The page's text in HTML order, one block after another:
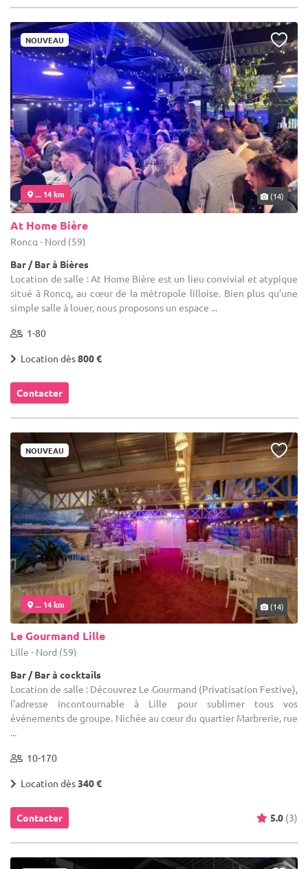
NOUVEAU
... 14 km (14)
At Home Bière
Roncq - Nord (59)
Bar / Bar à Bières
Location de salle : At Home Bière est un lieu convivial et atypique
situé à Roncq, au cœur de la métropole lilloise. Bien plus qu’une
simple salle à louer, nous proposons un espace ...
1-80
Location dès800 €
Contacter
NOUVEAU
... 14 km (14)
Le Gourmand Lille
Lille - Nord (59)
Bar / Bar à cocktails
Location de salle : Découvrez Le Gourmand (Privatisation Festive),
l’adresse incontournable à Lille pour sublimer tous vos
événements de groupe. Nichée au cœur du quartier Marbrerie, rue
...
10-170
Location dès340 €
Contacter 5.0 (3)